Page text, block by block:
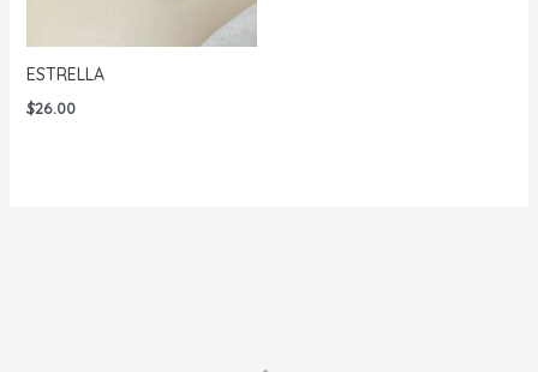
ESTRELLA
$26.00